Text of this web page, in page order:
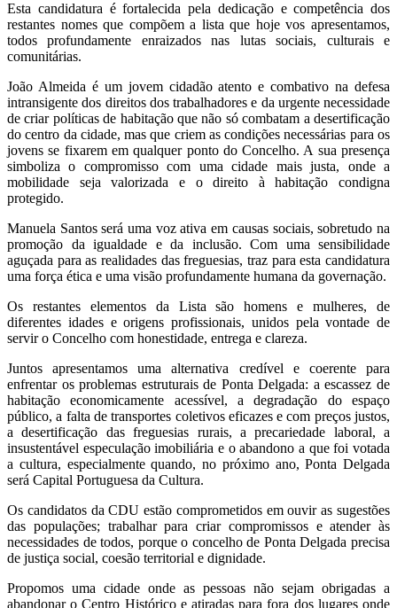
Esta candidatura é fortalecida pela dedicação e competência dos
restantes nomes que compõem a lista que hoje vos apresentamos,
todos profundamente enraizados nas lutas sociais, culturais e
comunitárias.
João Almeida é um jovem cidadão atento e combativo na defesa
intransigente dos direitos dos trabalhadores e da urgente necessidade
de criar políticas de habitação que não só combatam a desertificação
do centro da cidade, mas que criem as condições necessárias para os
jovens se fixarem em qualquer ponto do Concelho. A sua presença
simboliza o compromisso com uma cidade mais justa, onde a
mobilidade seja valorizada e o direito à habitação condigna
protegido.
Manuela Santos será uma voz ativa em causas sociais, sobretudo na
promoção da igualdade e da inclusão. Com uma sensibilidade
aguçada para as realidades das freguesias, traz para esta candidatura
uma força ética e uma visão profundamente humana da governação.
Os restantes elementos da Lista são homens e mulheres, de
diferentes idades e origens profissionais, unidos pela vontade de
servir o Concelho com honestidade, entrega e clareza.
Juntos apresentamos uma alternativa credível e coerente para
enfrentar os problemas estruturais de Ponta Delgada: a escassez de
habitação economicamente acessível, a degradação do espaço
público, a falta de transportes coletivos eficazes e com preços justos,
a desertificação das freguesias rurais, a precariedade laboral, a
insustentável especulação imobiliária e o abandono a que foi votada
a cultura, especialmente quando, no próximo ano, Ponta Delgada
será Capital Portuguesa da Cultura.
Os candidatos da CDU estão comprometidos em ouvir as sugestões
das populações; trabalhar para criar compromissos e atender às
necessidades de todos, porque o concelho de Ponta Delgada precisa
de justiça social, coesão territorial e dignidade.
Propomos uma cidade onde as pessoas não sejam obrigadas a
abandonar o Centro Histórico e atiradas para fora dos lugares onde